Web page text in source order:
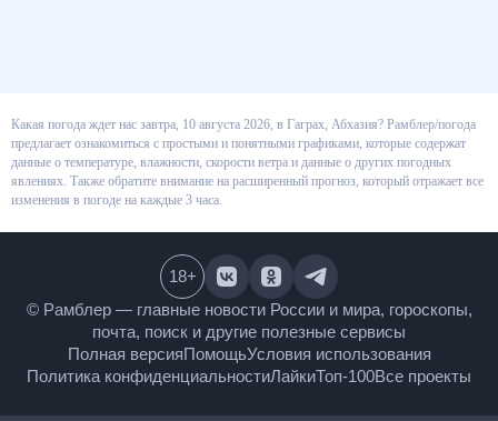
Какая погода ждет нас завтра, 10 августа 2026, в Гаграх, Абхазия?
Рамблер/погода предлагает ознакомиться с простыми и понятными
графиками, которые содержат данные о температуре, влажности,
скорости ветра и данные о других погодных явлениях. Также обратите
внимание на расширенный прогноз, который отражает все изменения в
© Рамблер — главные новости России и мира,
гороскопы, почта, поиск и другие полезные сервисы
Полная версияПомощьУсловия использования
18+